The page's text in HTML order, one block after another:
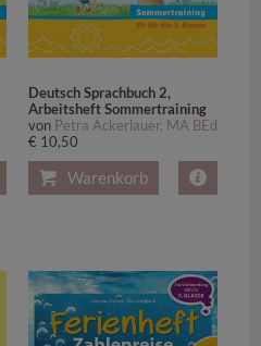
Deutsch Sprachbuch 2,
Arbeitsheft Sommertraining
von Petra Ackerlauer, MA BEd
€ 10,50
Warenkorb